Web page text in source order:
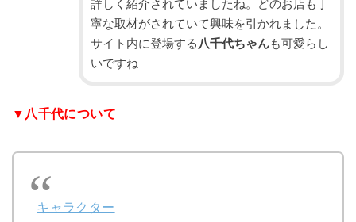
詳しく紹介されていましたね。どのお店も丁
寧な取材がされていて興味を引かれました。
サイト内に登場する 八千代ちゃんも可愛らし
いですね
▼八千代について
キャラクター